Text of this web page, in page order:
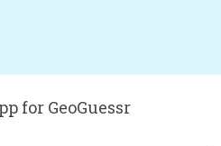
for GeoGuessr